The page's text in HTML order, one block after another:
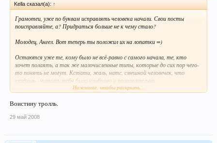
Kella сказал(а): ↑
Грамотеи, уже по буквам исправлять человека начали. Свои посты
поисправляйте, а? Придраться больше не к чему стало?
Молодец, Ангел. Вот теперь ты положил их на лопатки =)
Остаются уже те, кому было не всё-равно с самого начала, те, кто
хочет полаять, а так же малочисленные типы, которые до сих пор чего-
то понять не могут. Кстати, жаль, натс, смешной человечек, что
уходишь - читать тебя было улыбчиво и познавательно.
Нажмите, чтобы раскрыть...
Воистину тролль.
29 май 2008